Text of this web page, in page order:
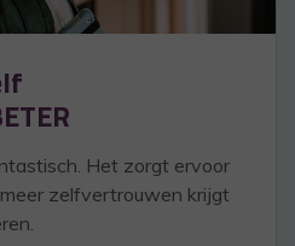
Het zorgt ervoor
zelfvertrouwen krijgt